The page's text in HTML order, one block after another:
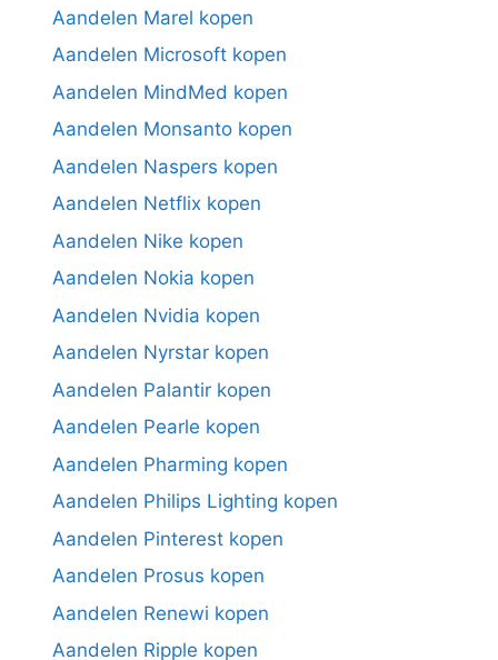
Aandelen Marel kopen
Aandelen Microsoft kopen
Aandelen MindMed kopen
Aandelen Monsanto kopen
Aandelen Naspers kopen
Aandelen Netflix kopen
Aandelen Nike kopen
Aandelen Nokia kopen
Aandelen Nvidia kopen
Aandelen Nyrstar kopen
Aandelen Palantir kopen
Aandelen Pearle kopen
Aandelen Pharming kopen
Aandelen Philips Lighting kopen
Aandelen Pinterest kopen
Aandelen Prosus kopen
Aandelen Renewi kopen
Aandelen Ripple kopen